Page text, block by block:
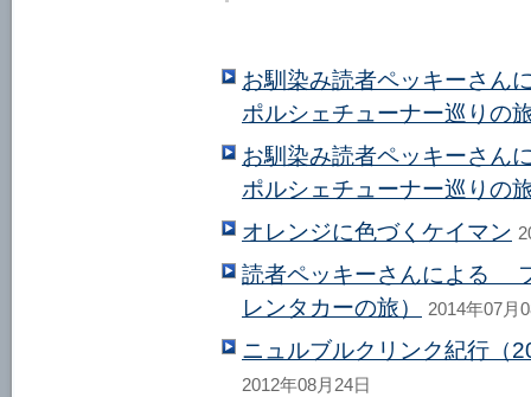
お馴染み読者ペッキーさん
ポルシェチューナー巡りの
お馴染み読者ペッキーさん
ポルシェチューナー巡りの
オレンジに色づくケイマン
読者ペッキーさんによる
レンタカーの旅）
2014年07月
ニュルブルクリンク紀行（
2012年08月24日